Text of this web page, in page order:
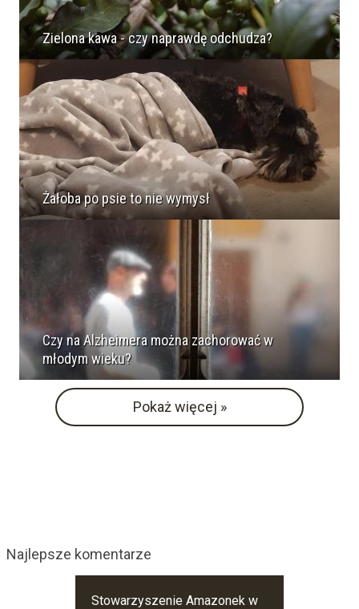
Zielona kawa - czy naprawdę odchudza?
Żałoba po psie to nie wymysł
Czy na Alzheimera można zachorować w
młodym wieku?
Pokaż więcej »
Najlepsze komentarze
Stowarzyszenie Amazonek w